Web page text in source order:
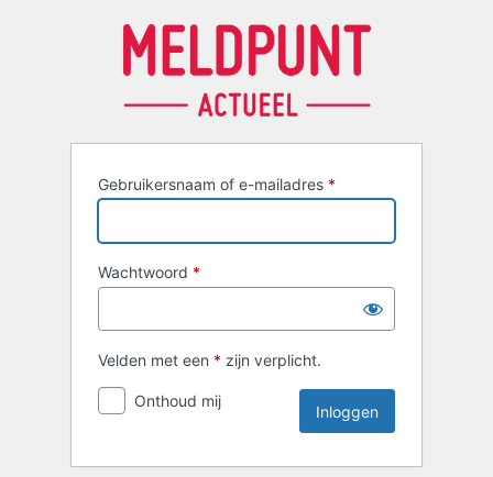
Gebruikersnaam of e-mailadres *
Wachtwoord *
Velden met een * zijn verplicht.
Onthoud mij